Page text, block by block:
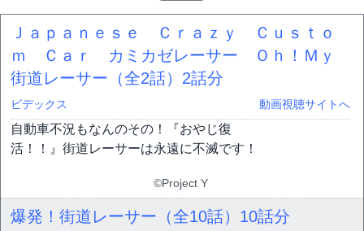
Ｊａｐａｎｅｓｅ Ｃｒａｚｙ Ｃｕｓｔｏ
ｍ Ｃａｒ カミカゼレーサー Ｏｈ！Ｍｙ
街道レーサー（全2話） 2話分
ビデックス 動画視聴サイトへ
自動車不況もなんのその！『おやじ復
活！！』街道レーサーは永遠に不滅です！
©Project Y
爆発！街道レーサー（全10話） 10話分